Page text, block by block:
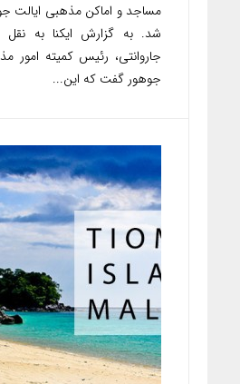
مساجد و اماکن مذهبی ایالت
شد. به گزارش ایکنا به نقل
جاروانتی، رئیس کمیته امور
جوهور گفت که این...